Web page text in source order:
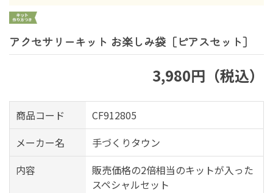
アクセサリーキット お楽しみ袋［ピアスセット］
3,980円（税込）
商品コード
CF912805
メーカー名
手づくりタウン
内容
販売価格の2倍相当のキットが入った
スペシャルセット